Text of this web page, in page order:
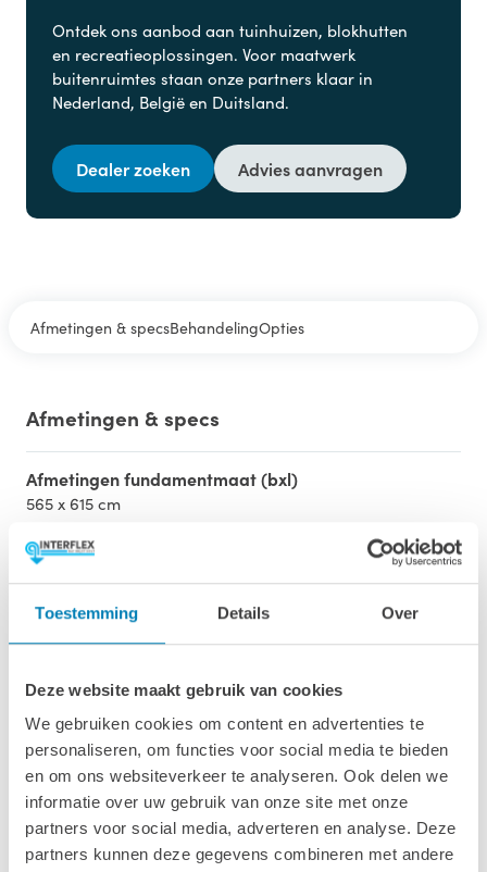
Toestemming Details Over
Deze website maakt gebruik van cookies
We gebruiken cookies om content en advertenties te
personaliseren, om functies voor social media te bieden
en om ons websiteverkeer te analyseren. Ook delen we
informatie over uw gebruik van onze site met onze
partners voor social media, adverteren en analyse. Deze
partners kunnen deze gegevens combineren met andere
Ontdek ons aanbod aan tuinhuizen, blokhutten
en recreatieoplossingen. Voor maatwerk
buitenruimtes staan onze partners klaar in
Nederland, België en Duitsland.
Dealer zoeken Advies aanvragen
Afmetingen & specsBehandelingOpties
Afmetingen & specs
Afmetingen fundamentmaat (bxl)
565 x 615 cm
Afmetingen inclusief oren (bxl)
595 x 645 cm
208 cm / 267 cm
Wanddikte
50 mm
Luifel